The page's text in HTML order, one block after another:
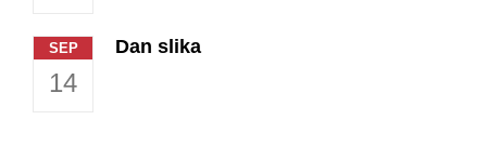
SEP
14
Dan slika